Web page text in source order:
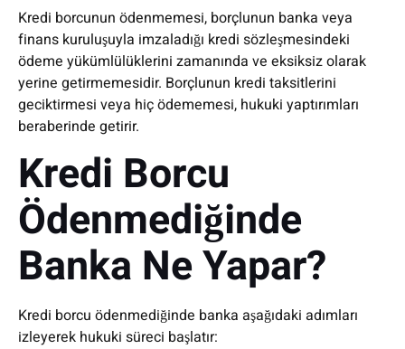
Kredi borcunun ödenmemesi, borçlunun banka veya
finans kuruluşuyla imzaladığı kredi sözleşmesindeki
ödeme yükümlülüklerini zamanında ve eksiksiz olarak
yerine getirmemesidir. Borçlunun kredi taksitlerini
geciktirmesi veya hiç ödememesi, hukuki yaptırımları
beraberinde getirir.
Kredi Borcu
Ödenmediğinde
Banka Ne Yapar?
Kredi borcu ödenmediğinde banka aşağıdaki adımları
izleyerek hukuki süreci başlatır: